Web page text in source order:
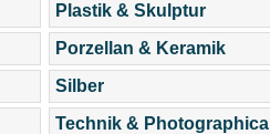
Plastik & Skulptur
Porzellan & Keramik
Silber
Technik & Photographica